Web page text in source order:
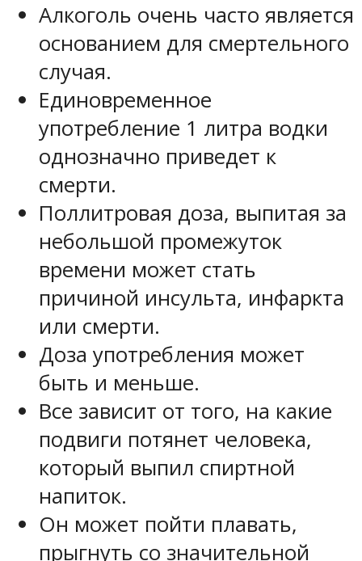
Алкоголь очень часто является
основанием для смертельного
случая.
Единовременное
употребление 1 литра водки
однозначно приведет к
смерти.
Поллитровая доза, выпитая за
небольшой промежуток
времени может стать
причиной инсульта, инфаркта
или смерти.
Доза употребления может
быть и меньше.
Все зависит от того, на какие
подвиги потянет человека,
который выпил спиртной
напиток.
Он может пойти плавать,
прыгнуть со значительной